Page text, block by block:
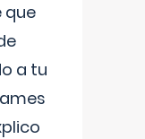
que
a tu